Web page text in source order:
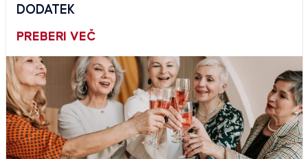
DODATEK
PREBERI VEČ